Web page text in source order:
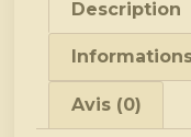
Description
Avis (0)